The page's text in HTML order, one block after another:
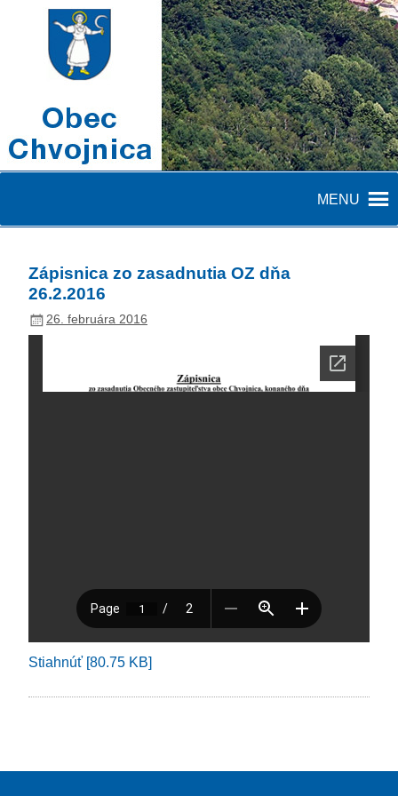
MENU
Zápisnica zo zasadnutia OZ dňa
26.2.2016
26. februára 2016
Stiahnúť [80.75 KB]